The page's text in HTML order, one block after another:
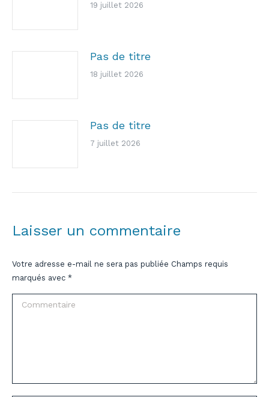
19 juillet 2026
Pas de titre
18 juillet 2026
Pas de titre
7 juillet 2026
Laisser un commentaire
Votre adresse e-mail ne sera pas publiée Champs requis
marqués avec *
Commentaire